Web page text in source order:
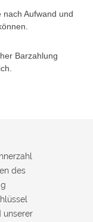
Tür – der
nach Aufwand und
Barzahlung
des
unserer